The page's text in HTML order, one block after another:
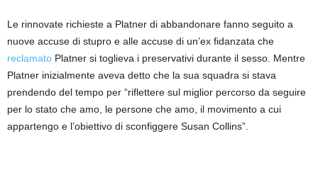
Le rinnovate richieste a Platner di abbandonare fanno seguito a
nuove accuse di stupro e alle accuse di un’ex fidanzata che
reclamato Platner si toglieva i preservativi durante il sesso. Mentre
Platner inizialmente aveva detto che la sua squadra si stava
prendendo del tempo per “riflettere sul miglior percorso da seguire
per lo stato che amo, le persone che amo, il movimento a cui
appartengo e l’obiettivo di sconfiggere Susan Collins”.